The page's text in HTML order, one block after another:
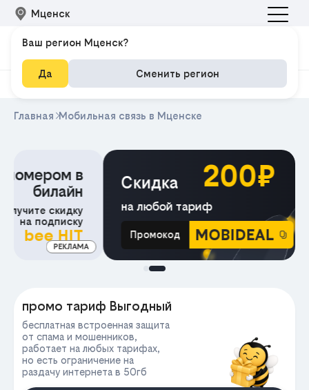
Мценск
Главная Мобильная связь в Мценске
Скидка 200₽
на любой тариф
Промокод MOBIDEAL
промо тариф Выгодный
бесплатная встроенная защита
от спама и мошенников,
работает на любых тарифах,
но есть ограничение на
раздачу интернета в 50гб
Ваш регион Мценск?
Да Сменить регион